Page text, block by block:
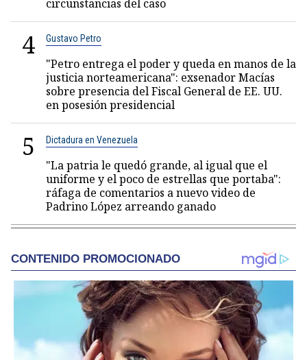
circunstancias del caso
4 Gustavo Petro
"Petro entrega el poder y queda en manos de la
justicia norteamericana": exsenador Macías
sobre presencia del Fiscal General de EE. UU.
en posesión presidencial
5 Dictadura en Venezuela
"La patria le quedó grande, al igual que el
uniforme y el poco de estrellas que portaba":
ráfaga de comentarios a nuevo video de
Padrino López arreando ganado